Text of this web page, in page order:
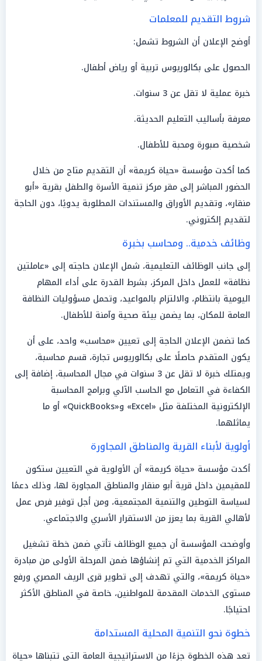
شروط التقديم للمعلمات
أوضح الإعلان أن الشروط تشمل:
الحصول على بكالوريوس تربية أو رياض أطفال.
خبرة عملية لا تقل عن 3 سنوات.
معرفة بأساليب التعليم الحديثة.
شخصية صبورة ومحبة للأطفال.
كما أكدت مؤسسة «حياة كريمة» أن التقديم متاح من خلال
الحضور المباشر إلى مقر مركز تنمية الأسرة والطفل بقرية «أبو
منقار»، وتقديم الأوراق والمستندات المطلوبة يدويًا، دون الحاجة
لتقديم إلكتروني.
وظائف خدمية.. ومحاسب بخبرة
إلى جانب الوظائف التعليمية، شمل الإعلان حاجته إلى «عاملتين
نظافة» للعمل داخل المركز، بشرط القدرة على أداء المهام
اليومية بانتظام، والالتزام بالمواعيد، وتحمل مسؤوليات النظافة
العامة للمكان، بما يضمن بيئة صحية وآمنة للأطفال.
كما تضمن الإعلان الحاجة إلى تعيين «محاسب» واحد، على أن
يكون المتقدم حاصلًا على بكالوريوس تجارة، قسم محاسبة،
ويمتلك خبرة لا تقل عن 3 سنوات في مجال المحاسبة، إضافة إلى
الكفاءة في التعامل مع الحاسب الآلي وبرامج المحاسبة
الإلكترونية المختلفة مثل «Excel» و«QuickBooks» أو ما
يماثلهما.
أولوية لأبناء القرية والمناطق المجاورة
أكدت مؤسسة «حياة كريمة» أن الأولوية في التعيين ستكون
للمقيمين داخل قرية أبو منقار والمناطق المجاورة لها، وذلك دعمًا
لسياسة التوطين والتنمية المجتمعية، ومن أجل توفير فرص عمل
لأهالي القرية بما يعزز من الاستقرار الأسري والاجتماعي.
وأوضحت المؤسسة أن جميع الوظائف تأتي ضمن خطة تشغيل
المراكز الخدمية التي تم إنشاؤها ضمن المرحلة الأولى من مبادرة
«حياة كريمة»، والتي تهدف إلى تطوير قرى الريف المصري ورفع
مستوى الخدمات المقدمة للمواطنين، خاصة في المناطق الأكثر
احتياجًا.
خطوة نحو التنمية المحلية المستدامة
تعد هذه الخطوة جزءًا من الاستراتيجية العامة التي تتبناها «حياة